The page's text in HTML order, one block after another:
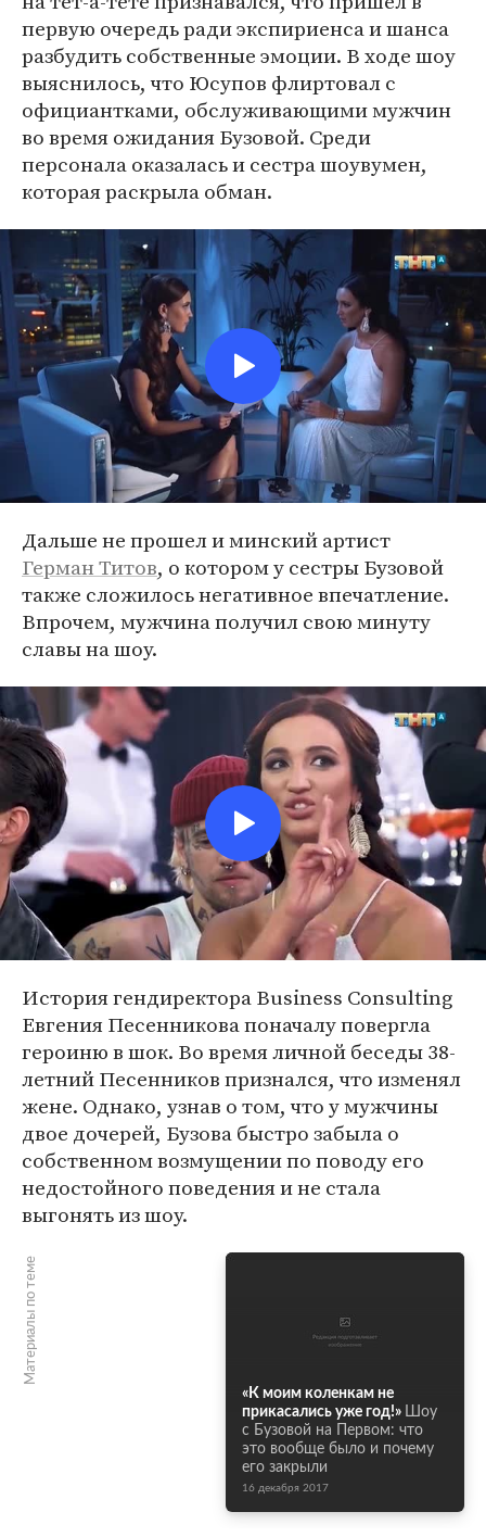
первую очередь ради экспириенса и шанса
разбудить собственные эмоции. В ходе шоу
выяснилось, что Юсупов флиртовал с
официантками, обслуживающими мужчин
во время ожидания Бузовой. Среди
персонала оказалась и сестра шоувумен,
которая раскрыла обман.
Дальше не прошел и минский артист
Герман Титов, о котором у сестры Бузовой
также сложилось негативное впечатление.
Впрочем, мужчина получил свою минуту
славы на шоу.
История гендиректора Business Consulting
Евгения Песенникова поначалу повергла
героиню в шок. Во время личной беседы 38-
летний Песенников признался, что изменял
жене. Однако, узнав о том, что у мужчины
двое дочерей, Бузова быстро забыла о
собственном возмущении по поводу его
недостойного поведения и не стала
выгонять из шоу.
Материалы по теме
«К моим коленкам не
прикасались уже год!» Шоу
с Бузовой на Первом: что
это вообще было и почему
его закрыли
16 декабря 2017